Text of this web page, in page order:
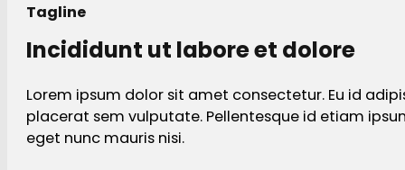
Tagline
Incididunt ut labore et dolore
Lorem ipsum dolor sit amet consectetur. Eu id
placerat sem vulputate. Pellentesque id etiam
eget nunc mauris nisi.